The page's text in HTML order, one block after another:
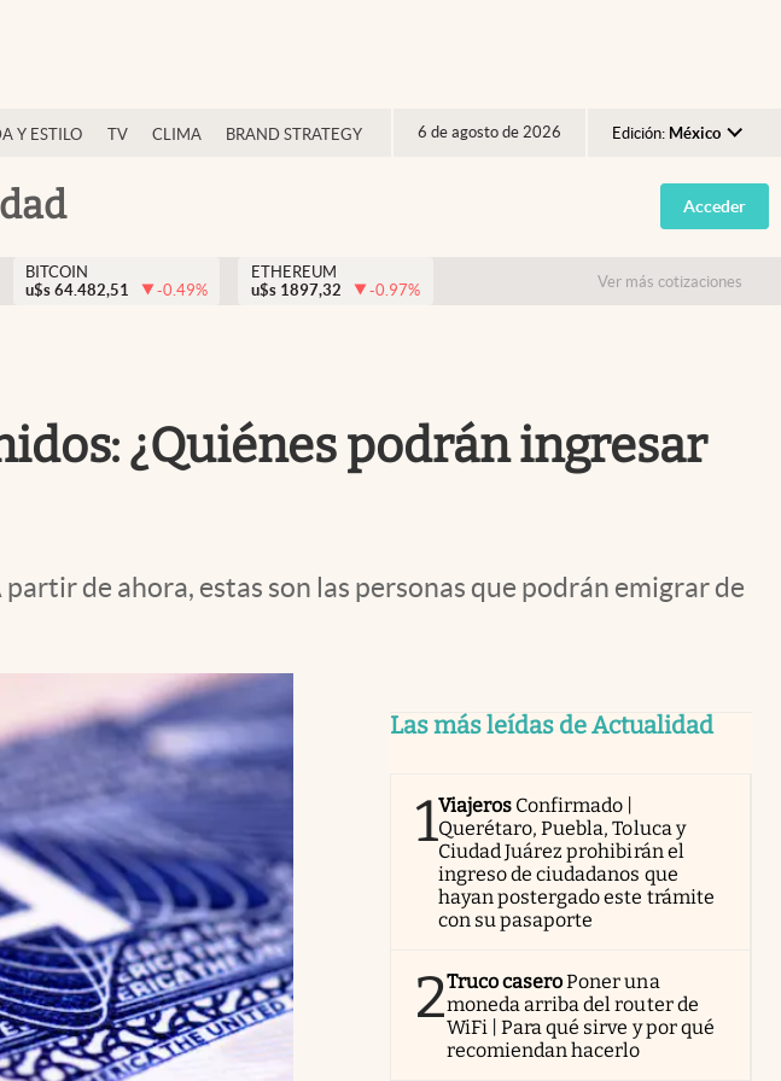
Y ESTILO TV CLIMA BRAND STRATEGY 6 de agosto de 2026 Edición: México
Argentina
España
USA
Acceder
BITCOIN
u$s 64.482,51 -0.49%
ETHEREUM
u$s 1897,32 -0.97% Ver más cotizaciones
¿Quiénes podrán ingresar
de ahora, estas son las personas que podrán emigrar de
Las más leídas de Actualidad
1Viajeros Confirmado |
Querétaro, Puebla, Toluca y
Ciudad Juárez prohibirán el
ingreso de ciudadanos que
hayan postergado este trámite
con su pasaporte
2Truco caseroPoner una
moneda arriba del router de
WiFi | Para qué sirve y por qué
recomiendan hacerlo